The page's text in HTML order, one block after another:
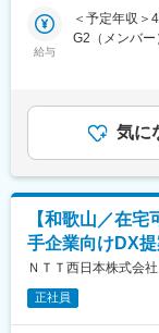
財務経理チー
バー1名（40
更する可能
ルで繋ぎな
■就業環境
業務の状況に
間程度で有給
せて働けます
最近は男性の
変更の範囲：
メンバーと
ステムの運用
計など）
※プログラミ
・当社が掲
ゆくゆくは予
ループ経営管
◇サイバーセ
当社の経営戦
営～」を掲げ
なく、スタッ
給与
＜予定年収＞
G2（メンバ
年連続賞与
金額であり
は固定手当を
気に
【和歌山／在
手企業向けDX
ＮＴＴ西日本株式会社
正社員